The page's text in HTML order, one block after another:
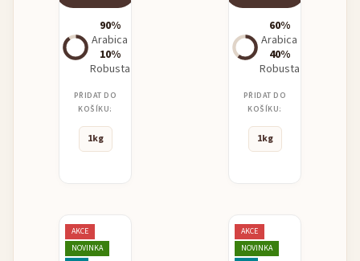
90%
Arabica
10%
Robusta
PŘIDAT DO
KOŠÍKU:
1kg
60%
Arabica
40%
Robusta
PŘIDAT DO
KOŠÍKU:
1kg
AKCE
NOVINKA
AKCE
NOVINKA